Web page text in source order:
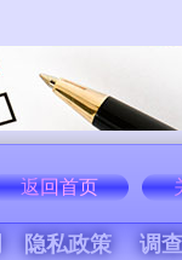
返回首页
隐私政策 调